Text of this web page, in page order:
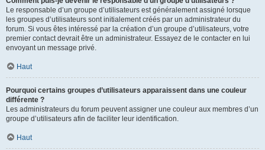
Le responsable d’un groupe d’utilisateurs est généralement assigné lorsque
les groupes d’utilisateurs sont initialement créés par un administrateur du
forum. Si vous êtes intéressé par la création d’un groupe d’utilisateurs, votre
premier contact devrait être un administrateur. Essayez de le contacter en lui
envoyant un message privé.
Haut
Pourquoi certains groupes d’utilisateurs apparaissent dans une couleur
différente ?
Les administrateurs du forum peuvent assigner une couleur aux membres d’un
groupe d’utilisateurs afin de faciliter leur identification.
Haut